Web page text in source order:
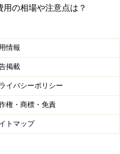
ムの可否を相談してお
の相場や注意点は？
情報
掲載
イバシーポリシー
権・商標・免責
トマップ